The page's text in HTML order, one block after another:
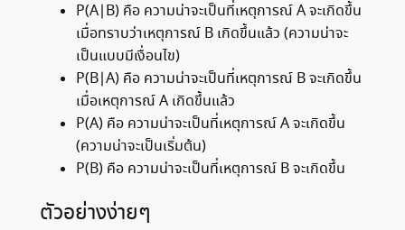
P(A∣B) คือ ความน่าจะเป็นที่เหตุการณ์ A จะเกิดขึ้น
เมื่อทราบว่าเหตุการณ์ B เกิดขึ้นแล้ว (ความน่าจะ
เป็นแบบมีเงื่อนไข)
P(B∣A) คือ ความน่าจะเป็นที่เหตุการณ์ B จะเกิดขึ้น
เมื่อเหตุการณ์ A เกิดขึ้นแล้ว
P(A) คือ ความน่าจะเป็นที่เหตุการณ์ A จะเกิดขึ้น
(ความน่าจะเป็นเริ่มต้น)
P(B) คือ ความน่าจะเป็นที่เหตุการณ์ B จะเกิดขึ้น
ตัวอย่างง่ายๆ